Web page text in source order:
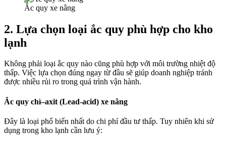
Ắc quy xe nâng
2. Lựa chọn loại ắc quy phù hợp cho kho
lạnh
Không phải loại ắc quy nào cũng phù hợp với môi trường nhiệt độ
thấp. Việc lựa chọn đúng ngay từ đầu sẽ giúp doanh nghiệp tránh
được nhiều rủi ro trong quá trình vận hành.
Ắc quy chì–axit (Lead-acid) xe nâng
Đây là loại phổ biến nhất do chi phí đầu tư thấp. Tuy nhiên khi sử
dụng trong kho lạnh cần lưu ý: